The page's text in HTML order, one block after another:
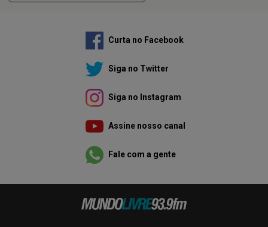
Curta no Facebook
Siga no Twitter
Siga no Instagram
Assine nosso canal
Fale com a gente